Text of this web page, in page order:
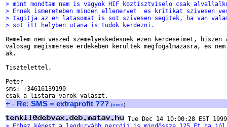
> mint mondtam nem is vagyok HIF koztisztviselo csak
> Ennek ismereteben minden ellenervet  es kritikat szivesen
> tagitja az en latasomat is sot szivesen segitek, ha van
> sot itt helyben utana is tudok kerdezni.
Remelem nem veszed szemelyeskedesnek ezen kerdeseimet, hiszen
valosag megismerese erdekeben kerultek megfogalmazasra, es
ak.
Tisztelettel,
Peter
sms: +34616139190
+ - Re: SMS = extraprofit ??? (mind)